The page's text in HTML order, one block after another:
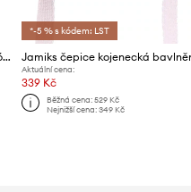
Jamiks pletená čepice dětská z viskózy YVONNE
*-5 % s kódem: LST
Aktuální cena:
339 Kč
Běžná cena: 529 Kč
Nejnižší cena: 349 Kč